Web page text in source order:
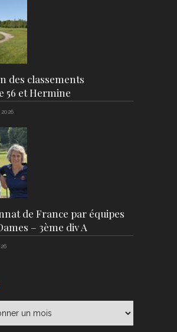
des classements
56 et Hermine
de France par équipes
– 3ème div A